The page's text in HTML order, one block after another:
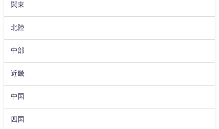
関東
北陸
中部
近畿
中国
四国